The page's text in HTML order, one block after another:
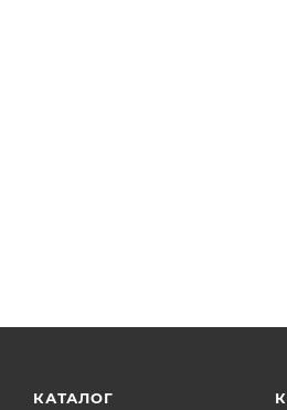
КАТАЛОГ